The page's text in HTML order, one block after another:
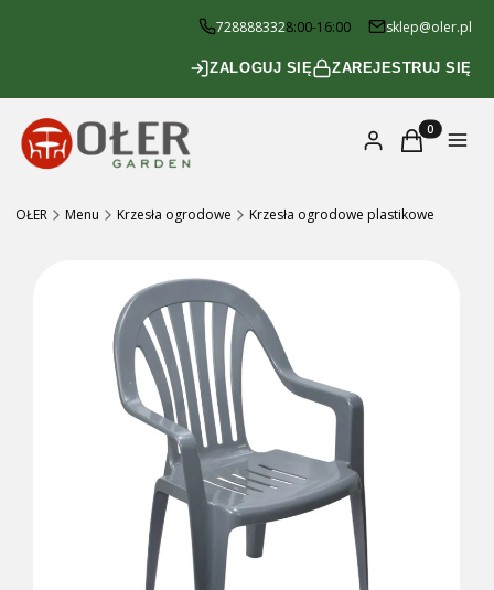
7288883328:00-16:00 sklep@oler.pl
ZALOGUJ SIĘ ZAREJESTRUJ SIĘ
Zaloguj sięProdukty w
Koszyk Menu
OŁER Menu Krzesła ogrodowe Krzesła ogrodowe plastikowe